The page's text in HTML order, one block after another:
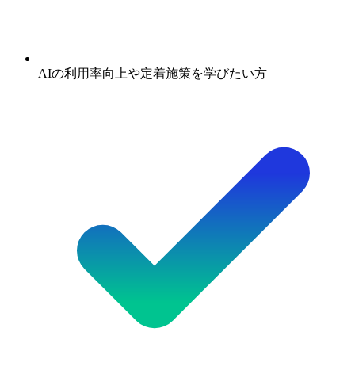
AIの利用率向上や定着施策を学びたい方